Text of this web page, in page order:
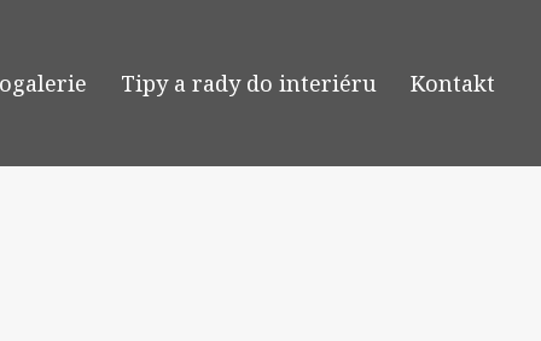
Tipy a rady do interiéru Kontakt